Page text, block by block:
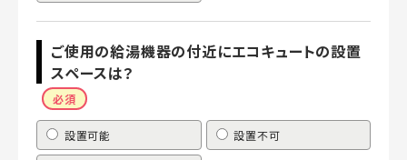
ご使用の給湯機器の付近にエコキュートの設置
スペースは？
必須
設置可能 設置不可